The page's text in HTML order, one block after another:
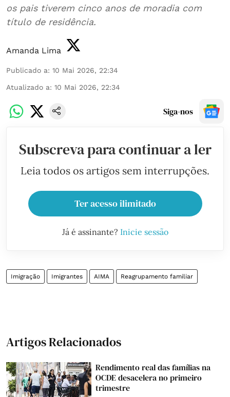
os pais tiverem cinco anos de moradia com
título de residência.
Amanda Lima
Publicado a: 10 Mai 2026, 22:34
Atualizado a: 10 Mai 2026, 22:34
Siga-nos
Subscreva para continuar a ler
Leia todos os artigos sem interrupções.
Ter acesso ilimitado
Já é assinante? Inicie sessão
Imigração Imigrantes AIMA Reagrupamento familiar
Artigos Relacionados
Rendimento real das famílias na
OCDE desacelera no primeiro
trimestre